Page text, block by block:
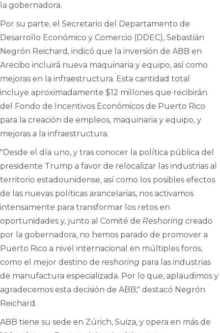
la gobernadora.
Por su parte, el Secretario del Departamento de
Desarrollo Económico y Comercio (DDEC), Sebastián
Negrón Reichard, indicó que la inversión de ABB en
Arecibo incluirá nueva maquinaria y equipo, así como
mejoras en la infraestructura. Esta cantidad total
incluye aproximadamente $12 millones que recibirán
del Fondo de Incentivos Económicos de Puerto Rico
para la creación de empleos, maquinaria y equipo, y
mejoras a la infraestructura.
"Desde el día uno, y tras conocer la política pública del
presidente Trump a favor de relocalizar las industrias al
territorio estadounidense, así como los posibles efectos
de las nuevas políticas arancelarias, nos activamos
intensamente para transformar los retos en
oportunidades y, junto al Comité de Reshoring creado
por la gobernadora, no hemos parado de promover a
Puerto Rico a nivel internacional en múltiples foros,
como el mejor destino de reshoring para las industrias
de manufactura especializada. Por lo que, aplaudimos y
agradecemos esta decisión de ABB," destacó Negrón
Reichard.
ABB tiene su sede en Zúrich, Suiza, y opera en más de